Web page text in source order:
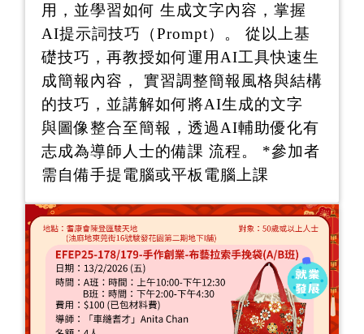
用，並學習如何 生成文字內容，掌握
AI提示詞技巧（Prompt）。 從以上基
礎技巧，再教授如何運用AI工具快速生
成簡報內容， 實習調整簡報風格與結構
的技巧，並講解如何將AI生成的文字
與圖像整合至簡報，透過AI輔助優化有
志成為導師人士的備課 流程。 *參加者
需自備手提電腦或平板電腦上課